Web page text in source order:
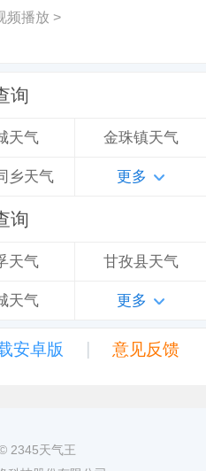
频播放 >
询
天气 金珠镇天气
乡天气 更多
询
天气 甘孜县天气
天气 更多
安卓版 | 意见反馈
2345天气王